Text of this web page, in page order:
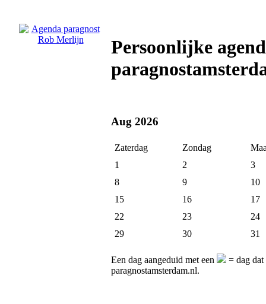
Persoonlijke
Aug 2026
Zaterdag Zondag
1
2
3
8
9
10
15
16
17
22
23
24
29
30 31
Een dag aangeduid met een
= dag
paragnostamsterdam.nl.